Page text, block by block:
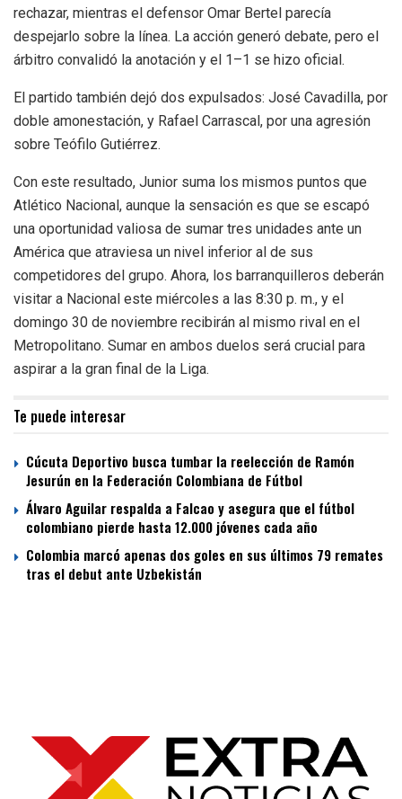
rechazar, mientras el defensor Omar Bertel parecía
despejarlo sobre la línea. La acción generó debate, pero el
árbitro convalidó la anotación y el 1–1 se hizo oficial.
El partido también dejó dos expulsados: José Cavadilla, por
doble amonestación, y Rafael Carrascal, por una agresión
sobre Teófilo Gutiérrez.
Con este resultado, Junior suma los mismos puntos que
Atlético Nacional, aunque la sensación es que se escapó
una oportunidad valiosa de sumar tres unidades ante un
América que atraviesa un nivel inferior al de sus
competidores del grupo. Ahora, los barranquilleros deberán
visitar a Nacional este miércoles a las 8:30 p. m., y el
domingo 30 de noviembre recibirán al mismo rival en el
Metropolitano. Sumar en ambos duelos será crucial para
aspirar a la gran final de la Liga.
Te puede interesar
Cúcuta Deportivo busca tumbar la reelección de Ramón
Jesurún en la Federación Colombiana de Fútbol
Álvaro Aguilar respalda a Falcao y asegura que el fútbol
colombiano pierde hasta 12.000 jóvenes cada año
Colombia marcó apenas dos goles en sus últimos 79 remates
tras el debut ante Uzbekistán